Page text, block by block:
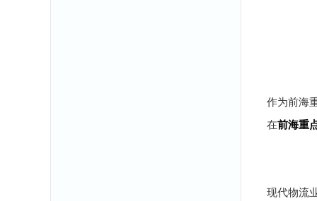
作为前海
在前海重
现代物流